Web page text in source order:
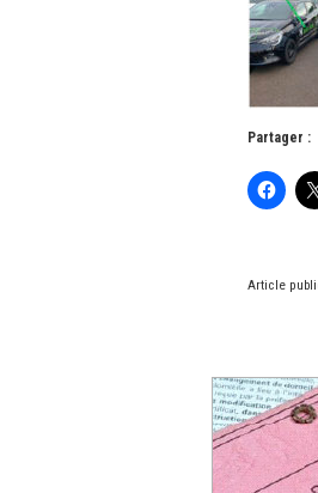
Partager :
Article